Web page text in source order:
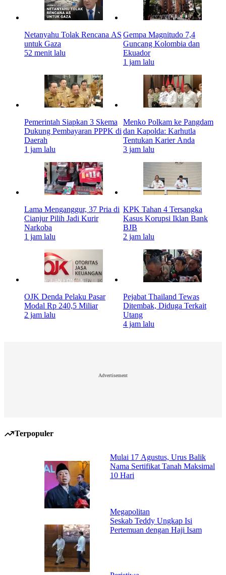
Netanyahu Tolak Rencana AS
untuk Gaza
52 menit lalu
Gempa Magnitudo 7,4
Guncang Kolombia dan
Ekuador
1 jam lalu
Pemerintah Siapkan 3 Skema
Dukung Pembayaran PPPK di
Daerah
1 jam lalu
Menko Polkam ke Pangdam
dan Kapolda: Karhutla
Tentukan Karier Anda
3 jam lalu
Lama Menganggur, 37 Pria di
Cianjur Pilih Jadi Kurir
Narkoba
1 jam lalu
KPK Tahan 4 Tersangka
Kasus Korupsi Iklan Bank
BJB
2 jam lalu
OJK Denda Pelaku Pasar
Modal Rp 240,5 Miliar
2 jam lalu
Pejabat Thailand Tewas
Ditembak, Diduga Terkait
Utang
4 jam lalu
Advertisement
Terpopuler
Mulai 17 Agustus, Urus Balik
Nama Sertifikat Tanah Maksimal
10 Hari
Megapolitan
Seskab Teddy Ungkap Isi
Pertemuan dengan Haji Isam